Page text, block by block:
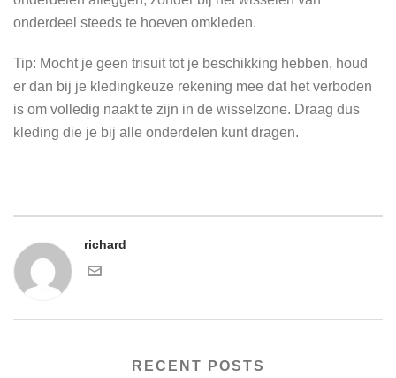
onderdeel steeds te hoeven omkleden.
Tip: Mocht je geen trisuit tot je beschikking hebben, houd
er dan bij je kledingkeuze rekening mee dat het verboden
is om volledig naakt te zijn in de wisselzone. Draag dus
kleding die je bij alle onderdelen kunt dragen.
richard
RECENT POSTS